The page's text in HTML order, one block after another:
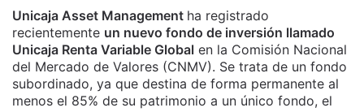
Unicaja Asset Management ha registrado
recientemente un nuevo fondo de inversión llamado
Unicaja Renta Variable Global en la Comisión Nacional
del Mercado de Valores (CNMV). Se trata de un fondo
subordinado, ya que destina de forma permanente al
menos el 85% de su patrimonio a un único fondo, el